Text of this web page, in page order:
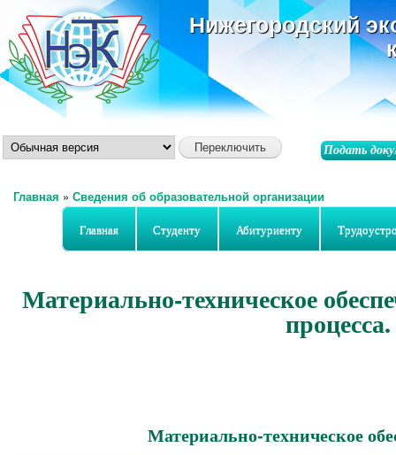
Нижегородский
Подать
Главная » Сведения об образовательной организации
Главная Студенту Абитуриенту
Материально-техническое
Материально-техническое